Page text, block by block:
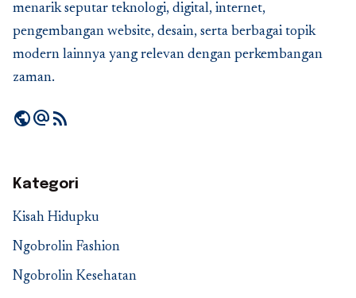
menarik seputar teknologi, digital, internet,
pengembangan website, desain, serta berbagai topik
modern lainnya yang relevan dengan perkembangan
zaman.
publicalternate_emailrss_feed
Kategori
Kisah Hidupku
Ngobrolin Fashion
Ngobrolin Kesehatan